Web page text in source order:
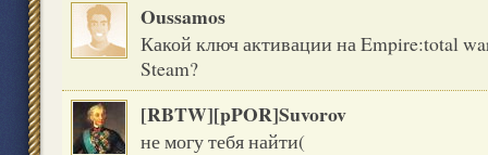
Oussamos
Какой ключ активации на Empire:total
Steam?
[RBTW][pPOR]Suvorov
не могу тебя найти(